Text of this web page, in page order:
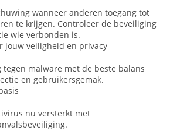
wanneer anderen toegang tot
te krijgen. Controleer de beveiliging
wie verbonden is.
jouw veiligheid en privacy
tegen malware met de beste balans
en gebruikersgemak.
nu versterkt met